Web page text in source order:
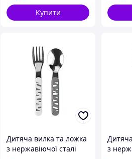
Купити
Дитяча вилка та ложка
з нержавіючої сталі
з